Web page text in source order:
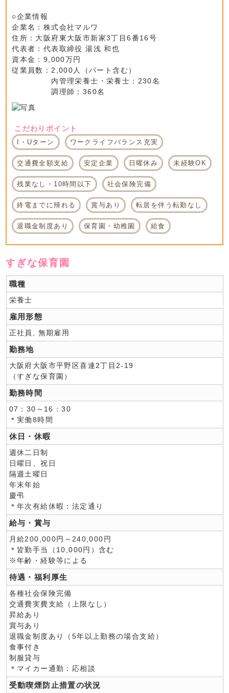
○企業情報
企業名：株式会社マルワ
住所：大阪府東大阪市新家3丁目6番16号
代表者：代表取締役 湯浅 和也
資本金：9,000万円
従業員数：2,000人（パート含む）
内管理栄養士・栄養士：230名
調理師：360名
こだわりポイント
I・Uターン ワークライフバランス充実
交通費全額支給 安定企業 日曜休み 未経験OK
残業なし・10時間以下 社会保険完備
終電までに帰れる 賞与あり 転居を伴う転勤なし
退職金制度あり 保育園・幼稚園 給食
すぎな保育園
職種
栄養士
雇用形態
正社員, 無期雇用
勤務地
大阪府大阪市平野区喜連2丁目2-19
（すぎな保育園）
勤務時間
07：30～16：30
＊実働8時間
休日・休暇
週休二日制
日曜日、祝日
隔週土曜日
年末年始
慶弔
＊年次有給休暇：法定通り
給与・賞与
月給200,000円～240,000円
＊皆勤手当（10,000円）含む
※年齢・経験等による
待遇・福利厚生
各種社会保険完備
交通費実費支給（上限なし）
昇給あり
賞与あり
退職金制度あり（5年以上勤務の場合支給）
食事付き
制服貸与
＊マイカー通勤：応相談
受動喫煙防止措置の状況